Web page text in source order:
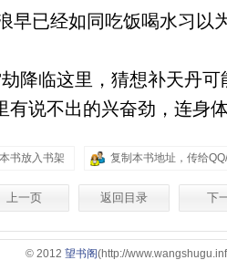
已经如同吃饭喝水习以为
降临这里，猜想补天丹可
说不出的兴奋劲，连身
书放入书架 复制本书地址，传给
上一页 返回目录 下
© 2012 望书阁(http://